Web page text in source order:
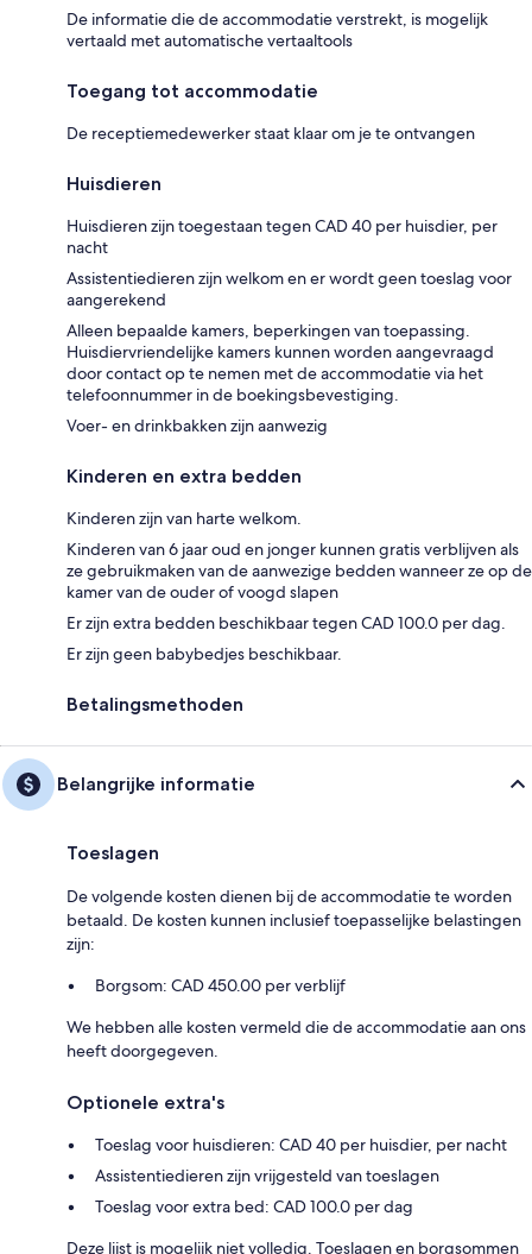
De informatie die de accommodatie verstrekt, is mogelijk
vertaald met automatische vertaaltools
Toegang tot accommodatie
De receptiemedewerker staat klaar om je te ontvangen
Huisdieren
Huisdieren zijn toegestaan tegen CAD 40 per huisdier, per
nacht
Assistentiedieren zijn welkom en er wordt geen toeslag voor
aangerekend
Alleen bepaalde kamers, beperkingen van toepassing.
Huisdiervriendelijke kamers kunnen worden aangevraagd
door contact op te nemen met de accommodatie via het
telefoonnummer in de boekingsbevestiging.
Voer- en drinkbakken zijn aanwezig
Kinderen en extra bedden
Kinderen zijn van harte welkom.
Kinderen van 6 jaar oud en jonger kunnen gratis verblijven als
ze gebruikmaken van de aanwezige bedden wanneer ze op de
kamer van de ouder of voogd slapen
Er zijn extra bedden beschikbaar tegen CAD 100.0 per dag.
Er zijn geen babybedjes beschikbaar.
Betalingsmethoden
Belangrijke informatie
Toeslagen
De volgende kosten dienen bij de accommodatie te worden
betaald. De kosten kunnen inclusief toepasselijke belastingen
zijn:
Borgsom: CAD 450.00 per verblijf
We hebben alle kosten vermeld die de accommodatie aan ons
heeft doorgegeven.
Optionele extra's
Toeslag voor huisdieren: CAD 40 per huisdier, per nacht
Assistentiedieren zijn vrijgesteld van toeslagen
Toeslag voor extra bed: CAD 100.0 per dag
Deze lijst is mogelijk niet volledig. Toeslagen en borgsommen